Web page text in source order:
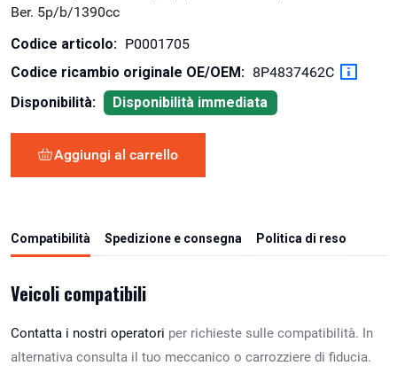
Ber. 5p/b/1390cc
Codice articolo: P0001705
Codice ricambio originale OE/OEM: 8P4837462C
Disponibilità:
Disponibilità immediata
Aggiungi al carrello
Compatibilità Spedizione e consegna Politica di reso
Veicoli compatibili
Contatta i nostri operatori per richieste sulle compatibilità. In
alternativa consulta il tuo meccanico o carrozziere di fiducia.